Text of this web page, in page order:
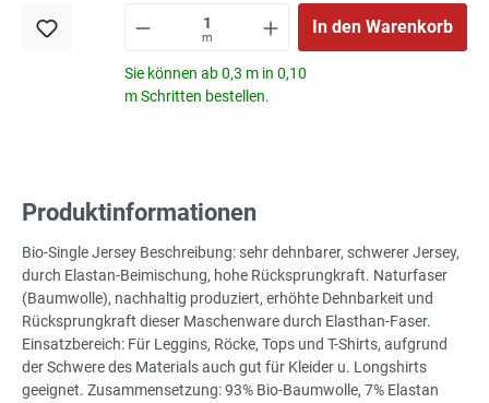
m
In den Warenkorb
Sie können ab 0,3 m in 0,10
m Schritten bestellen.
Produktinformationen
Bio-Single Jersey Beschreibung: sehr dehnbarer, schwerer Jersey,
durch Elastan-Beimischung, hohe Rücksprungkraft. Naturfaser
(Baumwolle), nachhaltig produziert, erhöhte Dehnbarkeit und
Rücksprungkraft dieser Maschenware durch Elasthan-Faser.
Einsatzbereich: Für Leggins, Röcke, Tops und T-Shirts, aufgrund
der Schwere des Materials auch gut für Kleider u. Longshirts
geeignet. Zusammensetzung: 93% Bio-Baumwolle, 7% Elastan